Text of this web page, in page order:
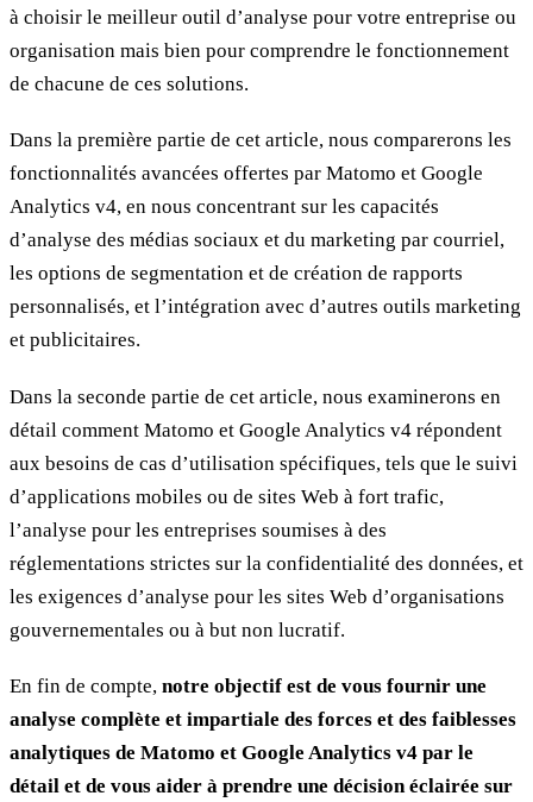
à choisir le meilleur outil d’analyse pour votre entreprise ou
organisation mais bien pour comprendre le fonctionnement
de chacune de ces solutions.
Dans la première partie de cet article, nous comparerons les
fonctionnalités avancées offertes par Matomo et Google
Analytics v4, en nous concentrant sur les capacités
d’analyse des médias sociaux et du marketing par courriel,
les options de segmentation et de création de rapports
personnalisés, et l’intégration avec d’autres outils marketing
et publicitaires.
Dans la seconde partie de cet article, nous examinerons en
détail comment Matomo et Google Analytics v4 répondent
aux besoins de cas d’utilisation spécifiques, tels que le suivi
d’applications mobiles ou de sites Web à fort trafic,
l’analyse pour les entreprises soumises à des
réglementations strictes sur la confidentialité des données, et
les exigences d’analyse pour les sites Web d’organisations
gouvernementales ou à but non lucratif.
En fin de compte, notre objectif est de vous fournir une
analyse complète et impartiale des forces et des faiblesses
analytiques de Matomo et Google Analytics v4 par le
détail et de vous aider à prendre une décision éclairée sur